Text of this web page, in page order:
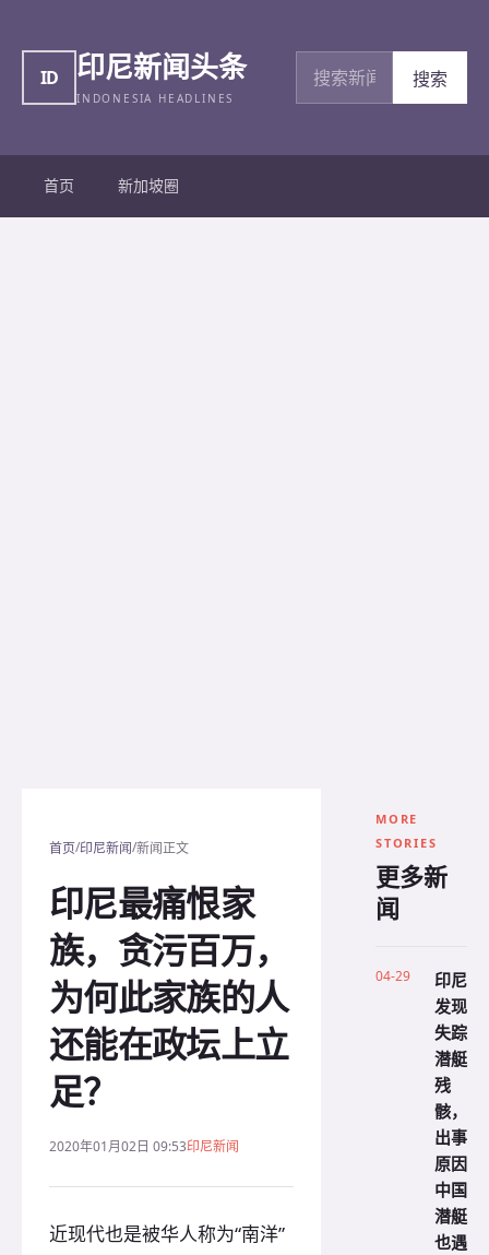
ID 印尼新闻头条
INDONESIA HEADLINES
搜索新闻
搜索
首页 新加坡圈
首页/印尼新闻/新闻正文
印尼最痛恨家
族，贪污百万，
为何此家族的人
还能在政坛上立
足？
2020年01月02日 09:53印尼新闻
近现代也是被华人称为“南洋”
MORE
STORIES
更多新
闻
04-29
印尼
发现
失踪
潜艇
残
骸，
出事
原因
中国
潜艇
也遇